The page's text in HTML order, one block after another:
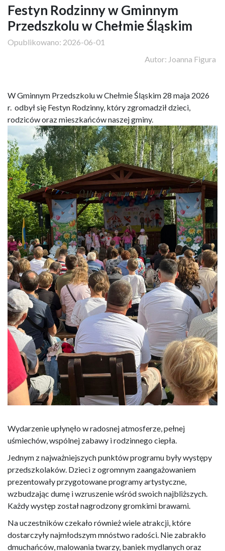
Festyn Rodzinny w Gminnym
Przedszkolu w Chełmie Śląskim
Opublikowano: 2026-06-01
Autor: Joanna Figura
W Gminnym Przedszkolu w Chełmie Śląskim 28 maja 2026
r. odbył się Festyn Rodzinny, który zgromadził dzieci,
rodziców oraz mieszkańców naszej gminy.
Wydarzenie upłynęło w radosnej atmosferze, pełnej
uśmiechów, wspólnej zabawy i rodzinnego ciepła.
Jednym z najważniejszych punktów programu były występy
przedszkolaków. Dzieci z ogromnym zaangażowaniem
prezentowały przygotowane programy artystyczne,
wzbudzając dumę i wzruszenie wśród swoich najbliższych.
Każdy występ został nagrodzony gromkimi brawami.
Na uczestników czekało również wiele atrakcji, które
dostarczyły najmłodszym mnóstwo radości. Nie zabrakło
dmuchańców, malowania twarzy, baniek mydlanych oraz